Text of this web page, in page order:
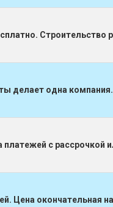
делает одна компания.
с рассрочкой
Цена окончательная